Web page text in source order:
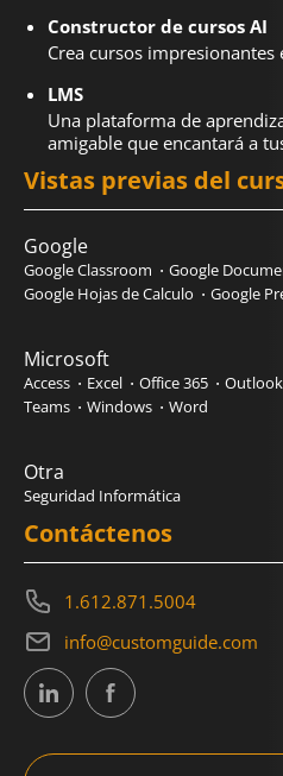
Constructor de cursos AI
Crea cursos impresionantes
LMS
Una plataforma de
amigable que encantará a
Vistas previas del
Google
Google Classroom
Google
Google Hojas de Calculo
Google
Microsoft
Access Excel Office 365 Outlook
Teams
Windows Word
Otra
Seguridad Informática
Contáctenos
1.612.871.5004
info@customguide.com